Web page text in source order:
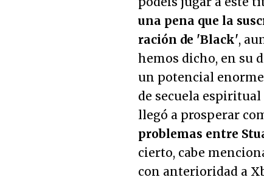
una pena que la
ración de 'Black',
hemos dicho, en su
un potencial
de secuela
llegó a prosperar
problemas entre
cierto, cabe
con anterioridad a